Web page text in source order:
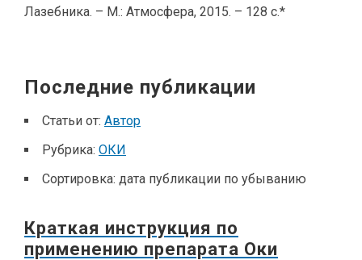
Лазебника. – М.: Атмосфера, 2015. – 128 с.*
Последние публикации
Статьи от: Автор
Рубрика: ОКИ
Сортировка: дата публикации по убыванию
Краткая инструкция по
применению препарата Оки